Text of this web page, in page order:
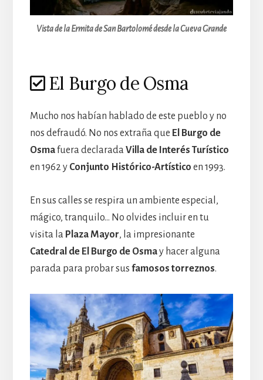
Vista de la Ermita de San Bartolomé desde la Cueva Grande
El Burgo de Osma
Mucho nos habían hablado de este pueblo y no
nos defraudó. No nos extraña que El Burgo de
Osmafuera declaradaVilla de Interés Turístico
en 1962 y Conjunto Histórico-Artístico en 1993.
En sus calles se respira un ambiente especial,
mágico, tranquilo… No olvides incluir en tu
visita la Plaza Mayor, la impresionante
Catedral de El Burgo de Osmay hacer alguna
parada para probar sus famosos torreznos.